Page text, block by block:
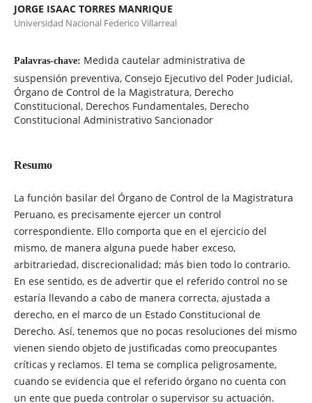
JORGE ISAAC TORRES MANRIQUE
Universidad Nacional Federico Villarreal
Palavras-chave: Medida cautelar administrativa de
suspensión preventiva, Consejo Ejecutivo del Poder Judicial,
Órgano de Control de la Magistratura, Derecho
Constitucional, Derechos Fundamentales, Derecho
Constitucional Administrativo Sancionador
Resumo
La función basilar del Órgano de Control de la Magistratura
Peruano, es precisamente ejercer un control
correspondiente. Ello comporta que en el ejercicio del
mismo, de manera alguna puede haber exceso,
arbitrariedad, discrecionalidad; más bien todo lo contrario.
En ese sentido, es de advertir que el referido control no se
estaría llevando a cabo de manera correcta, ajustada a
derecho, en el marco de un Estado Constitucional de
Derecho. Así, tenemos que no pocas resoluciones del mismo
vienen siendo objeto de justificadas como preocupantes
críticas y reclamos. El tema se complica peligrosamente,
cuando se evidencia que el referido órgano no cuenta con
un ente que pueda controlar o supervisor su actuación.